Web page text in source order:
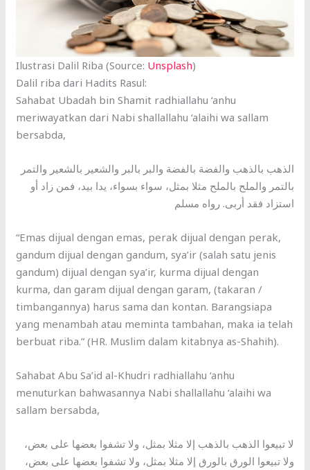
Ilustrasi Dalil Riba (Source: Unsplash)
Dalil riba dari Hadits Rasul:
Sahabat Ubadah bin Shamit radhiallahu ‘anhu
meriwayatkan dari Nabi shallallahu ‘alaihi wa sallam
bersabda,
الذهب بالذهب والفضة بالفضة والبر بالبر والشعير بالشعير والتمر
بالتمر والملح بالملح مثلا بمثل، سواء بسواء، يدا بيد، فمن زاد أو
استزاد فقد أربى. رواه مسلم
“Emas dijual dengan emas, perak dijual dengan perak,
gandum dijual dengan gandum, sya’ir (salah satu jenis
gandum) dijual dengan sya’ir, kurma dijual dengan
kurma, dan garam dijual dengan garam, (takaran /
timbangannya) harus sama dan kontan. Barangsiapa
yang menambah atau meminta tambahan, maka ia telah
berbuat riba.” (HR. Muslim dalam kitabnya as-Shahih).
Sahabat Abu Sa’id al-Khudri radhiallahu ‘anhu
menuturkan bahwasannya Nabi shallallahu ‘alaihi wa
sallam bersabda,
لا تبيعوا الذهب بالذهب إلا مثلا بمثل، ولا تشفوا بعضها على بعض،
ولا تبيعوا الورق بالورق إلا مثلا بمثل، ولا تشفوا بعضها على بعض،